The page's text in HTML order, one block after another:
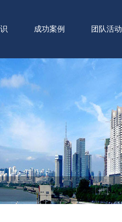
成功案例 团队活动